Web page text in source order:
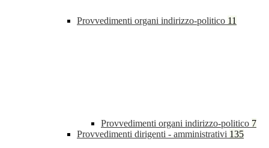
Provvedimenti organi indirizzo-politico 11
Provvedimenti organi indirizzo-politico 7
Provvedimenti dirigenti - amministrativi 135